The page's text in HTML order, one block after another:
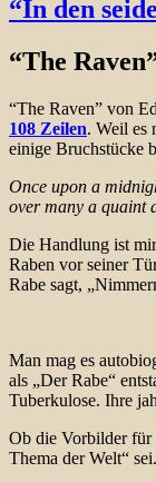
“In den
“The
“The Raven” von
108 Zeilen. Weil es
einige Bruchstücke
Once upon a
over many a quaint
Die Handlung ist
Raben vor seiner
Rabe sagt,
Man mag es
als „Der Rabe“
Tuberkulose. Ihre
Ob die Vorbilder für
Thema der Welt“